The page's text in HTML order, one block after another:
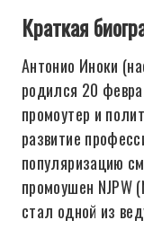
Краткая
Антонио Иноки
родился 20
промоутер и
развитие
популяризацию
промоушен NJPW
стал одной из